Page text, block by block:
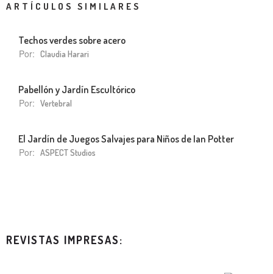
ARTÍCULOS SIMILARES
Techos verdes sobre acero
Por: Claudia Harari
Pabellón y Jardín Escultórico
Por: Vertebral
El Jardín de Juegos Salvajes para Niños de Ian Potter
Por: ASPECT Studios
REVISTAS IMPRESAS: